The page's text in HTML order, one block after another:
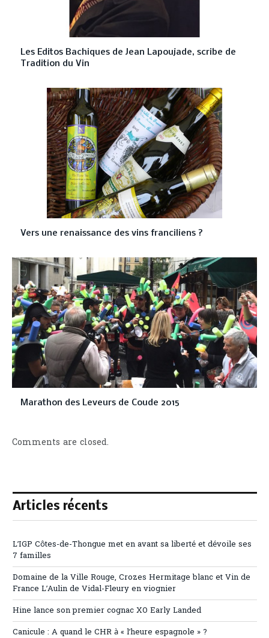
Les Editos Bachiques de Jean Lapoujade, scribe de
Tradition du Vin
Vers une renaissance des vins franciliens ?
Marathon des Leveurs de Coude 2015
Comments are closed.
Articles récents
L’IGP Côtes-de-Thongue met en avant sa liberté et dévoile ses
7 familles
Domaine de la Ville Rouge, Crozes Hermitage blanc et Vin de
France L’Aulin de Vidal-Fleury en viognier
Hine lance son premier cognac XO Early Landed
Canicule : A quand le CHR à « l’heure espagnole » ?